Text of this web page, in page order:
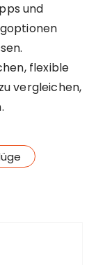
und
flexible
vergleichen,